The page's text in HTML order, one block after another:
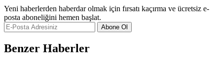
Yeni haberlerden haberdar olmak için fırsatı kaçırma ve ücretsiz e-
posta aboneliğini hemen başlat.
Abone Ol
Benzer Haberler